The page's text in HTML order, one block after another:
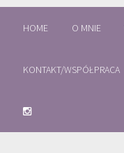
HOME O MNIE
KONTAKT/WSPÓŁPRACA